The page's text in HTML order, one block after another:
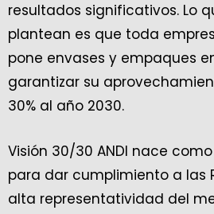
resultados significativos. Lo
plantean es que toda
pone envases y empaques
garantizar su
30% al año 2030.
Visión 30/30 ANDI nace
para dar cumplimiento a las
alta representatividad del